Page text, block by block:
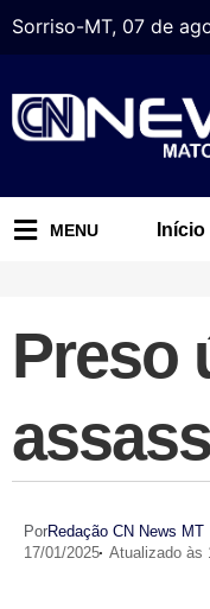
Sorriso-MT, 07 de
MENU Início
Preso
PorRedação CN News MT
17/01/2025 Atualizado às